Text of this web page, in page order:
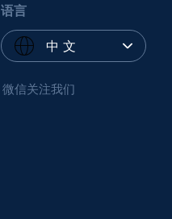
语言
中 文
微信关注我们